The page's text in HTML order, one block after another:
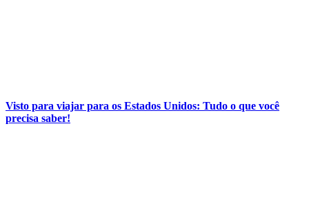
Visto para viajar para os Estados Unidos: Tudo o que você
precisa saber!